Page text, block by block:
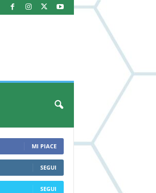
MI PIACE
SEGUI
SEGUI